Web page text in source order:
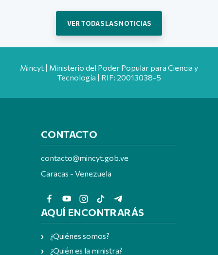
VER TODAS LAS NOTICIAS
Mincyt | Ministerio del Poder Popular para Ciencia y
Tecnología | RIF: 20013038-5
CONTACTO
contacto@mincyt.gob.ve
Caracas - Venezuela
AQUÍ ENCONTRARÁS
¿Quiénes somos?
¿Quién es la ministra?